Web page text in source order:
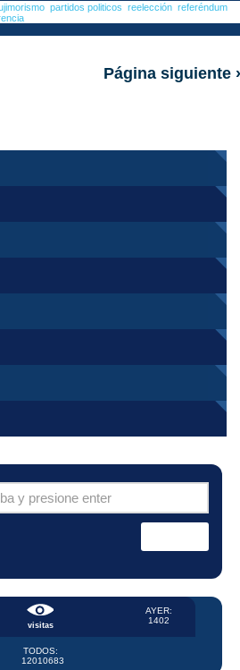
partidos politicos reelección referéndum
Página siguiente
visitas
AYER:
1402
TODOS:
12010683